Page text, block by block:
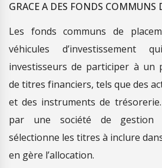
GRACE A DES FONDS COMMUNS
Les fonds communs de
véhicules d’investissement
investisseurs de participer à un
de titres financiers, tels que des
et des instruments de
par une société de gestion
sélectionne les titres à inclure
en gère l’allocation.